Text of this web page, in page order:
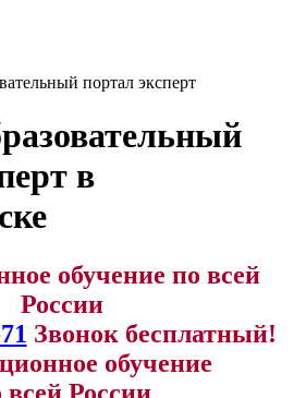
портал эксперт
в
обучение по всей
России
Звонок бесплатный!
обучение